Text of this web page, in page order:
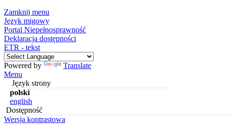
Zamknij menu
Język migowy
Portal Niepełnosprawność
Deklaracja dostępności
ETR - tekst
Powered by
Translate
Menu
Język strony
polski
english
Dostępność
Wersja kontrastowa